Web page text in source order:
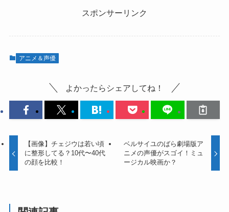
スポンサーリンク
アニメ＆声優
よかったらシェアしてね！
【画像】チェジウは若い頃
に整形してる？10代〜40代
の顔を比較！
ベルサイユのばら劇場版ア
ニメの声優がスゴイ！ミュ
ージカル映画か？